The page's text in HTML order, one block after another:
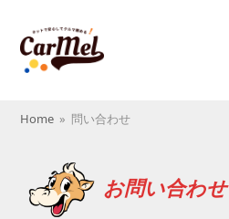
Home » 問い合わせ
お問い合わせ